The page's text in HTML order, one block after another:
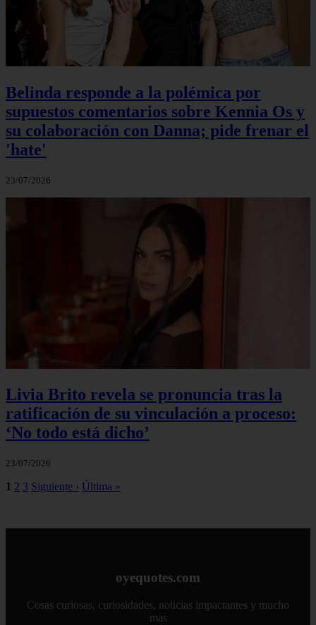
Belinda responde a la polémica por
supuestos comentarios sobre Kennia Os y
su colaboración con Danna; pide frenar el
'hate'
23/07/2026
Livia Brito revela se pronuncia tras la
ratificación de su vinculación a proceso:
‘No todo está dicho’
23/07/2026
1 2 3 Siguiente › Última »
oyequotes.com
Cosas curiosas, curiosidades, noticias impactantes y mucho
mas